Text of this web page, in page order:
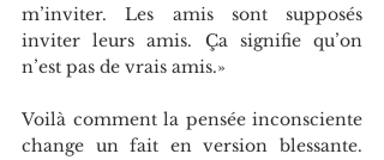
m’inviter. Les amis sont supposés
inviter leurs amis. Ça signifie qu’on
n’est pas de vrais amis.»
Voilà comment la pensée inconsciente
change un fait en version blessante.